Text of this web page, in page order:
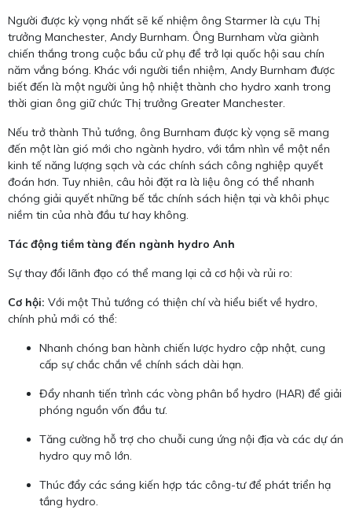
Người được kỳ vọng nhất sẽ kế nhiệm ông Starmer là cựu Thị
trưởng Manchester, Andy Burnham. Ông Burnham vừa giành
chiến thắng trong cuộc bầu cử phụ để trở lại quốc hội sau chín
năm vắng bóng. Khác với người tiền nhiệm, Andy Burnham được
biết đến là một người ủng hộ nhiệt thành cho hydro xanh trong
thời gian ông giữ chức Thị trưởng Greater Manchester.
Nếu trở thành Thủ tướng, ông Burnham được kỳ vọng sẽ mang
đến một làn gió mới cho ngành hydro, với tầm nhìn về một nền
kinh tế năng lượng sạch và các chính sách công nghiệp quyết
đoán hơn. Tuy nhiên, câu hỏi đặt ra là liệu ông có thể nhanh
chóng giải quyết những bế tắc chính sách hiện tại và khôi phục
niềm tin của nhà đầu tư hay không.
Tác động tiềm tàng đến ngành hydro Anh
Sự thay đổi lãnh đạo có thể mang lại cả cơ hội và rủi ro:
Cơ hội: Với một Thủ tướng có thiện chí và hiểu biết về hydro,
chính phủ mới có thể:
Nhanh chóng ban hành chiến lược hydro cập nhật, cung
cấp sự chắc chắn về chính sách dài hạn.
Đẩy nhanh tiến trình các vòng phân bổ hydro (HAR) để giải
phóng nguồn vốn đầu tư.
Tăng cường hỗ trợ cho chuỗi cung ứng nội địa và các dự án
hydro quy mô lớn.
Thúc đẩy các sáng kiến hợp tác công-tư để phát triển hạ
tầng hydro.